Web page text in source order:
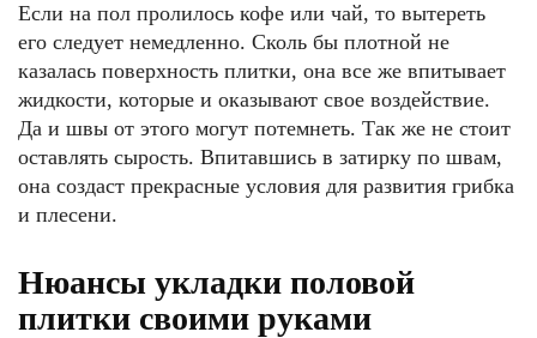
Если на пол пролилось кофе или чай, то вытереть
его следует немедленно. Сколь бы плотной не
казалась поверхность плитки, она все же впитывает
жидкости, которые и оказывают свое воздействие.
Да и швы от этого могут потемнеть. Так же не стоит
оставлять сырость. Впитавшись в затирку по швам,
она создаст прекрасные условия для развития грибка
и плесени.
Нюансы укладки половой
плитки своими руками